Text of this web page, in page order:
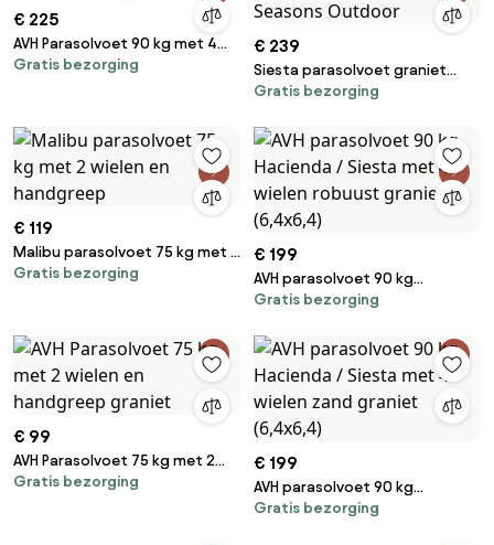
€ 225
AVH Parasolvoet 90 kg met 4
wielen graniet
Gratis bezorging
€ 239
Siesta parasolvoet graniet
antraciet 90 kg 4 Seasons
Gratis bezorging
€ 119
Malibu parasolvoet 75 kg met 2
wielen en handgreep
Gratis bezorging
€ 199
AVH parasolvoet 90 kg
Hacienda / Siesta met 4 wielen
Gratis bezorging
€ 99
AVH Parasolvoet 75 kg met 2
wielen en handgreep graniet
Gratis bezorging
€ 199
AVH parasolvoet 90 kg
Hacienda / Siesta met 4 wielen
Gratis bezorging